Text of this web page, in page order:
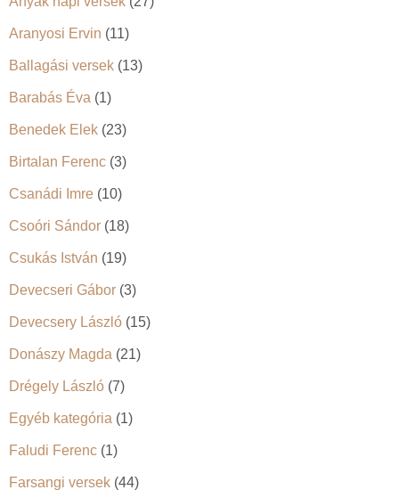
Aranyosi Ervin (11)
Ballagási versek (13)
Barabás Éva (1)
Benedek Elek (23)
Birtalan Ferenc (3)
Csanádi Imre (10)
Csoóri Sándor (18)
Csukás István (19)
Devecseri Gábor (3)
Devecsery László (15)
Donászy Magda (21)
Drégely László (7)
Egyéb kategória (1)
Faludi Ferenc (1)
Farsangi versek (44)